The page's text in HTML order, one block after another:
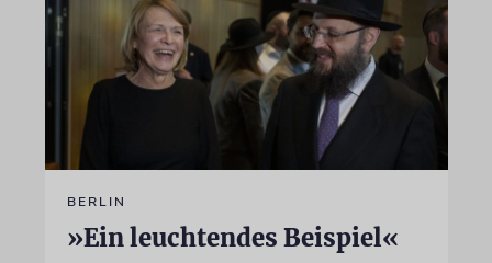
BERLIN
»Ein leuchtendes Beispiel«